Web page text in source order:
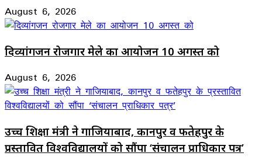
August 6, 2026
दिव्यांगजन रोजगार मेले का आयोजन 10 अगस्त को
August 6, 2026
उच्च शिक्षा मंत्री ने गाजियाबाद, कानपुर व फतेहपुर के
प्रस्तावित विश्वविद्यालयों को सौंपा ‘संचालन प्राधिकार पत्र’